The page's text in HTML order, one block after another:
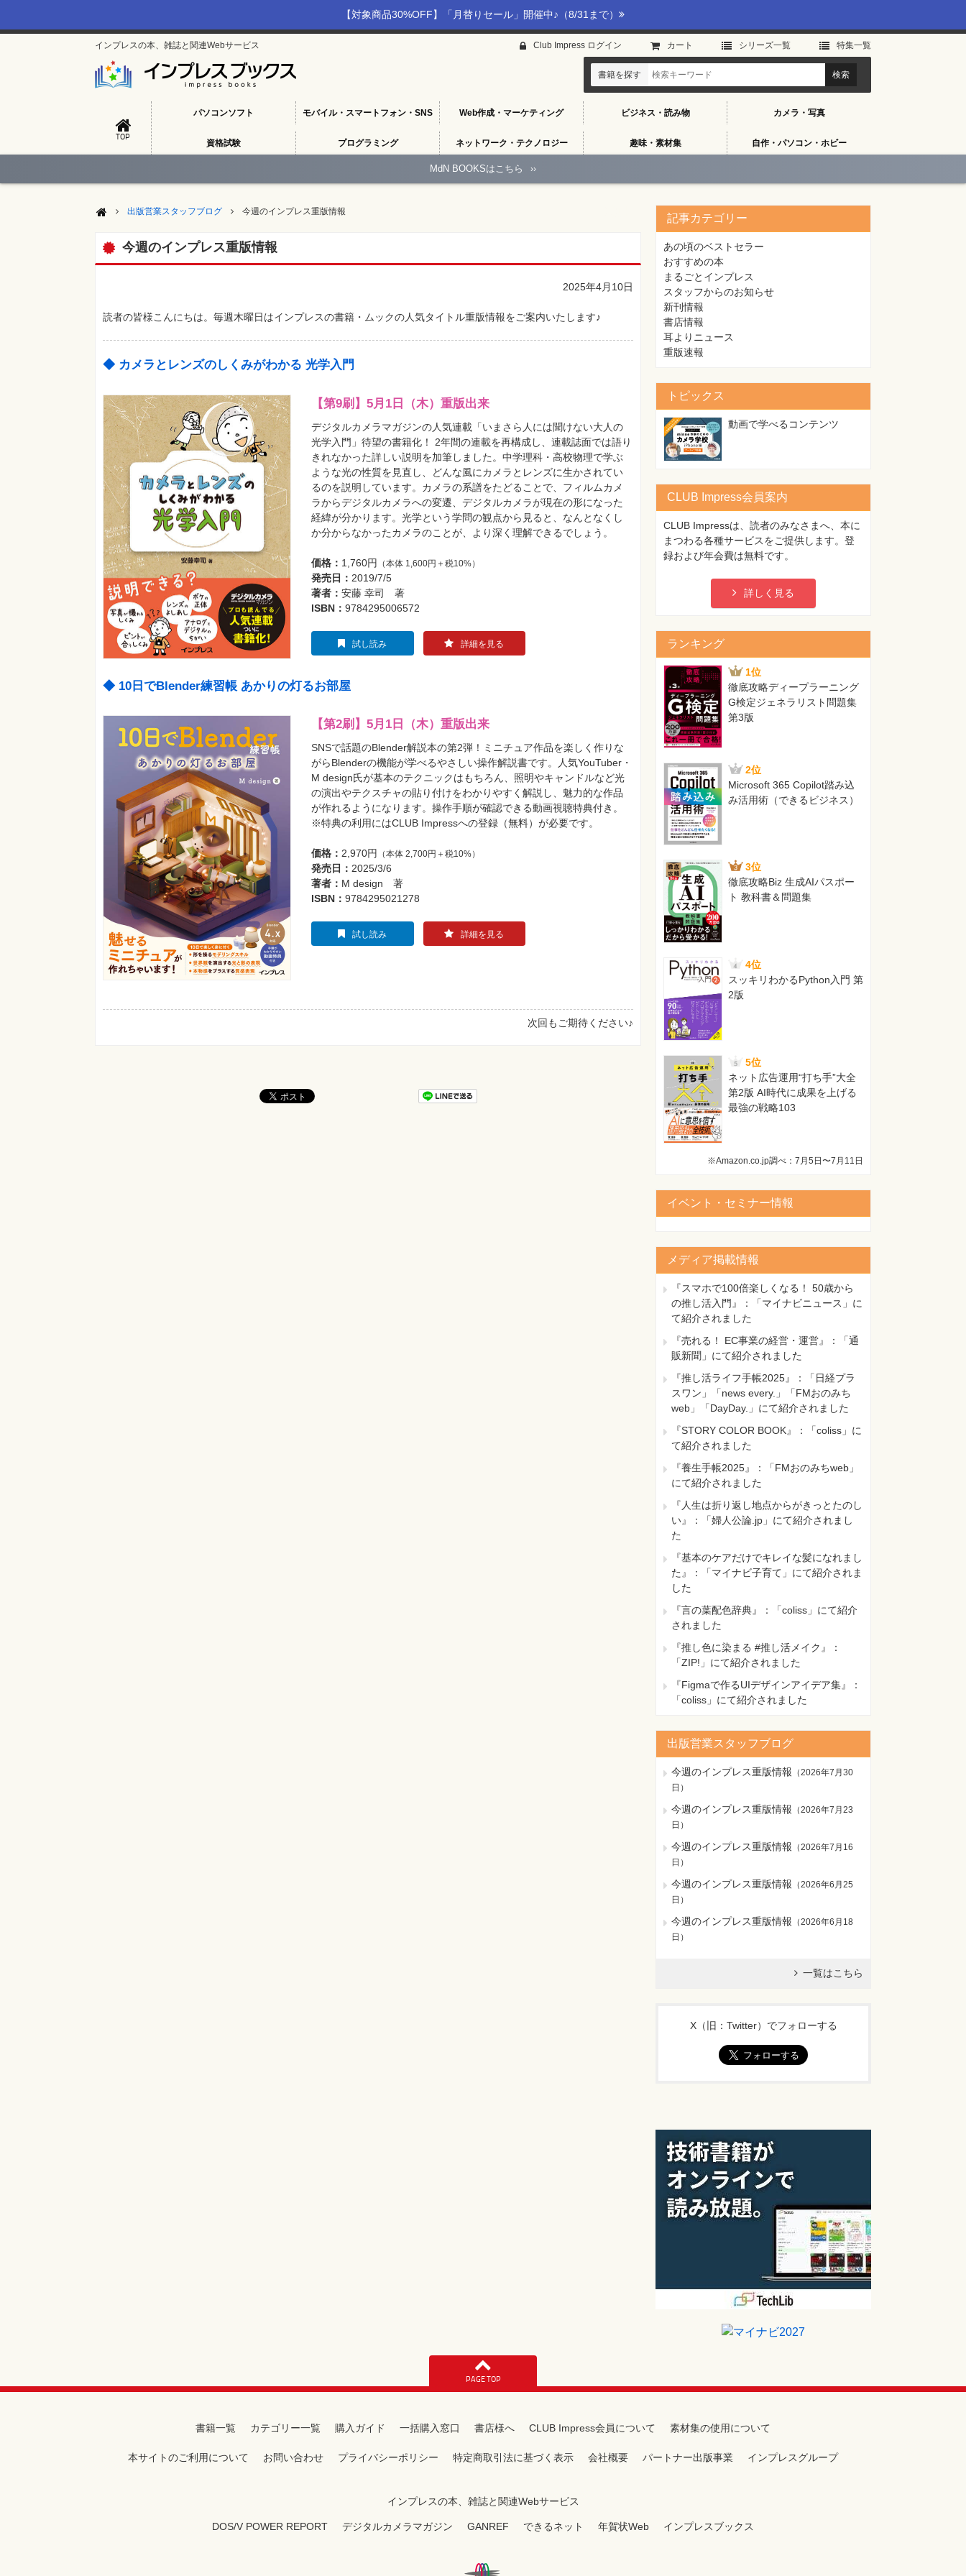
【対象商品30%OFF】「月替りセール」開催中♪（8/31まで）
インプレスの本、雑誌と関連Webサービス
TOP
パソコンソフト モバイル・スマートフォン・SNS Web作成・マーケティング ビジネス・読み物 カメラ・写真
資格試験 プログラミング ネットワーク・テクノロジー 趣味・素材集 自作・パソコン・ホビー
Club Impress ログイン カート シリーズ⼀覧 特集⼀覧
書籍を探す
MdN BOOKSはこちら ››
出版営業スタッフブログ 今週のインプレス重版情報
今週のインプレス重版情報
2025年4月10日
読者の皆様こんにちは。毎週木曜日はインプレスの書籍・ムックの人気タイトル重版情報をご案内いたします♪
◆ カメラとレンズのしくみがわかる 光学入門
【第9刷】5月1日（木）重版出来
デジタルカメラマガジンの人気連載「いまさら人には聞けない大人の
光学入門」待望の書籍化！ 2年間の連載を再構成し、連載誌面では語り
きれなかった詳しい説明を加筆しました。中学理科・高校物理で学ぶ
ような光の性質を見直し、どんな風にカメラとレンズに生かされてい
るのを説明しています。カメラの系譜をたどることで、フィルムカメ
ラからデジタルカメラへの変遷、デジタルカメラが現在の形になった
経緯が分かります。光学という学問の観点から見ると、なんとなくし
か分からなかったカメラのことが、より深く理解できるでしょう。
価格： 1,760円 （本体 1,600円＋税10%）
発売日： 2019/7/5
著者： 安藤 幸司 著
ISBN： 9784295006572
試し読み 詳細を見る
◆ 10日でBlender練習帳 あかりの灯るお部屋
【第2刷】5月1日（木）重版出来
SNSで話題のBlender解説本の第2弾！ミニチュア作品を楽しく作りな
がらBlenderの機能が学べるやさしい操作解説書です。人気YouTuber・
M design氏が基本のテクニックはもちろん、照明やキャンドルなど光
の演出やテクスチャの貼り付けをわかりやすく解説し、魅力的な作品
が作れるようになります。操作手順が確認できる動画視聴特典付き。
※特典の利用にはCLUB Impressへの登録（無料）が必要です。
価格： 2,970円 （本体 2,700円＋税10%）
発売日： 2025/3/6
著者： M design 著
ISBN： 9784295021278
試し読み 詳細を見る
次回もご期待ください♪
記事カテゴリー
あの頃のベストセラー
おすすめの本
まるごとインプレス
スタッフからのお知らせ
新刊情報
書店情報
耳よりニュース
重版速報
トピックス
動画で学べるコンテンツ
CLUB Impress会員案内
CLUB Impressは、読者のみなさまへ、本に
まつわる各種サービスをご提供します。登
録および年会費は無料です。
詳しく見る
ランキング
1位
徹底攻略ディープラーニング
G検定ジェネラリスト問題集
第3版
2位
Microsoft 365 Copilot踏み込
み活用術（できるビジネス）
3位
徹底攻略Biz 生成AIパスポー
ト 教科書＆問題集
4位
スッキリわかるPython入門 第
2版
5位
ネット広告運用“打ち手”大全
第2版 AI時代に成果を上げる
最強の戦略103
※Amazon.co.jp調べ：7月5日〜7月11日
イベント・セミナー情報
メディア掲載情報
『スマホで100倍楽しくなる！ 50歳から
の推し活入門』：「マイナビニュース」に
て紹介されました
『売れる！ EC事業の経営・運営』：「通
販新聞」にて紹介されました
『推し活ライフ手帳2025』：「日経プラ
スワン」「news every.」「FMおのみち
web」「DayDay.」にて紹介されました
『STORY COLOR BOOK』：「coliss」に
て紹介されました
『養生手帳2025』：「FMおのみちweb」
にて紹介されました
『人生は折り返し地点からがきっとたのし
い』：「婦人公論.jp」にて紹介されまし
た
『基本のケアだけでキレイな髪になれまし
た』：「マイナビ子育て」にて紹介されま
した
『言の葉配色辞典』：「coliss」にて紹介
されました
『推し色に染まる #推し活メイク』：
「ZIP!」にて紹介されました
『Figmaで作るUIデザインアイデア集』：
「coliss」にて紹介されました
出版営業スタッフブログ
今週のインプレス重版情報 （2026年7月30
日 ）
今週のインプレス重版情報 （2026年7月23
日 ）
今週のインプレス重版情報 （2026年7月16
日 ）
今週のインプレス重版情報 （2026年6月25
日 ）
今週のインプレス重版情報 （2026年6月18
日 ）
一覧はこちら
X（旧：Twitter）でフォローする
PAGE TOP
書籍一覧 カテゴリー一覧 購入ガイド 一括購入窓口 書店様へ CLUB Impress会員について 素材集の使用について
本サイトのご利用について お問い合わせ プライバシーポリシー 特定商取引法に基づく表示 会社概要 パートナー出版事業 インプレスグループ
インプレスの本、雑誌と関連Webサービス
DOS/V POWER REPORT デジタルカメラマガジン GANREF できるネット 年賀状Web インプレスブックス